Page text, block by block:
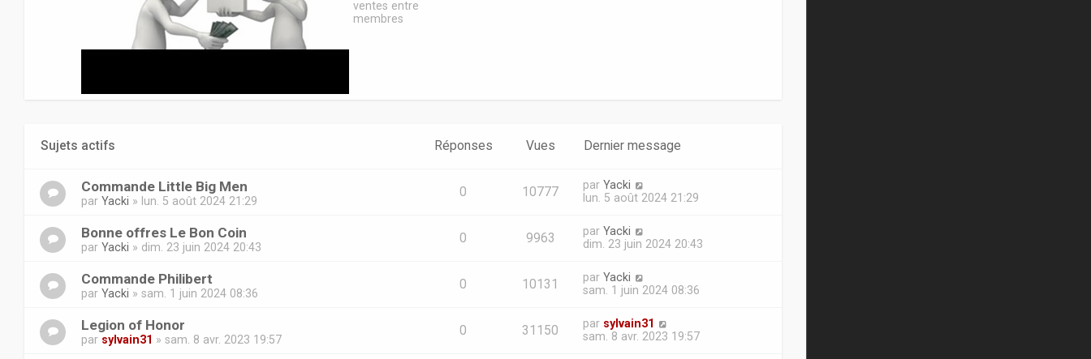
ventes entre
membres
s
Sujets actifs Réponses Vues Dernier message
Commande Little Big Men
par Yacki » lun. 5 août 2024 21:29
0 10777 par Yacki
lun. 5 août 2024 21:29
Bonne offres Le Bon Coin
par Yacki » dim. 23 juin 2024 20:43
0 9963 par Yacki
dim. 23 juin 2024 20:43
Commande Philibert
par Yacki » sam. 1 juin 2024 08:36
0 10131 par Yacki
sam. 1 juin 2024 08:36
Legion of Honor
par sylvain31 » sam. 8 avr. 2023 19:57
0 31150 par sylvain31
sam. 8 avr. 2023 19:57